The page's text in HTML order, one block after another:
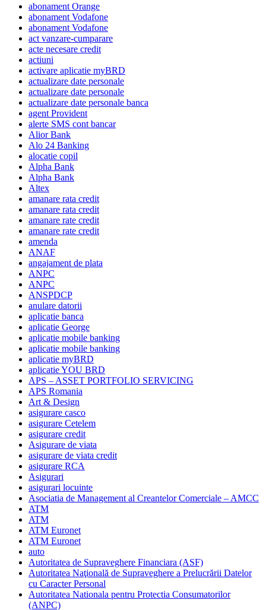
abonament Orange
abonament Vodafone
abonament Vodafone
act vanzare-cumparare
acte necesare credit
actiuni
activare aplicatie myBRD
actualizare date personale
actualizare date personale
actualizare date personale banca
agent Provident
alerte SMS cont bancar
Alior Bank
Alo 24 Banking
alocatie copil
Alpha Bank
Alpha Bank
Altex
amanare rata credit
amanare rata credit
amanare rate credit
amanare rate credit
amenda
ANAF
angajament de plata
ANPC
ANPC
ANSPDCP
anulare datorii
aplicatie banca
aplicatie George
aplicatie mobile banking
aplicatie mobile banking
aplicatie myBRD
aplicatie YOU BRD
APS – ASSET PORTFOLIO SERVICING
APS Romania
Art & Design
asigurare casco
asigurare Cetelem
asigurare credit
Asigurare de viata
asigurare de viata credit
asigurare RCA
Asigurari
asigurari locuinte
Asociatia de Management al Creantelor Comerciale – AMCC
ATM
ATM
ATM Euronet
ATM Euronet
auto
Autoritatea de Supraveghere Financiara (ASF)
Autoritatea Naţională de Supraveghere a Prelucrării Datelor
cu Caracter Personal
Autoritatea Nationala pentru Protectia Consumatorilor
(ANPC)